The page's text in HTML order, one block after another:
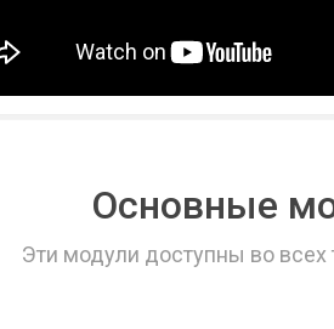
Основные
Эти модули доступны во всех